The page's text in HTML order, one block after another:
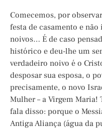
Comecemos, por
festa de casamento e
noivos… É de caso
histórico e deu-lhe um
verdadeiro noivo é o
desposar sua esposa, o
precisamente, o novo
Mulher – a Virgem Maria!
fala disso: porque o
Antiga Aliança (água da